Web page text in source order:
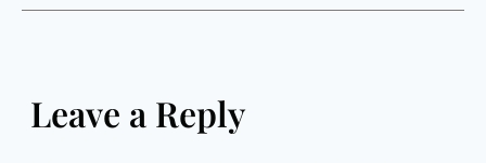
Leave a Reply